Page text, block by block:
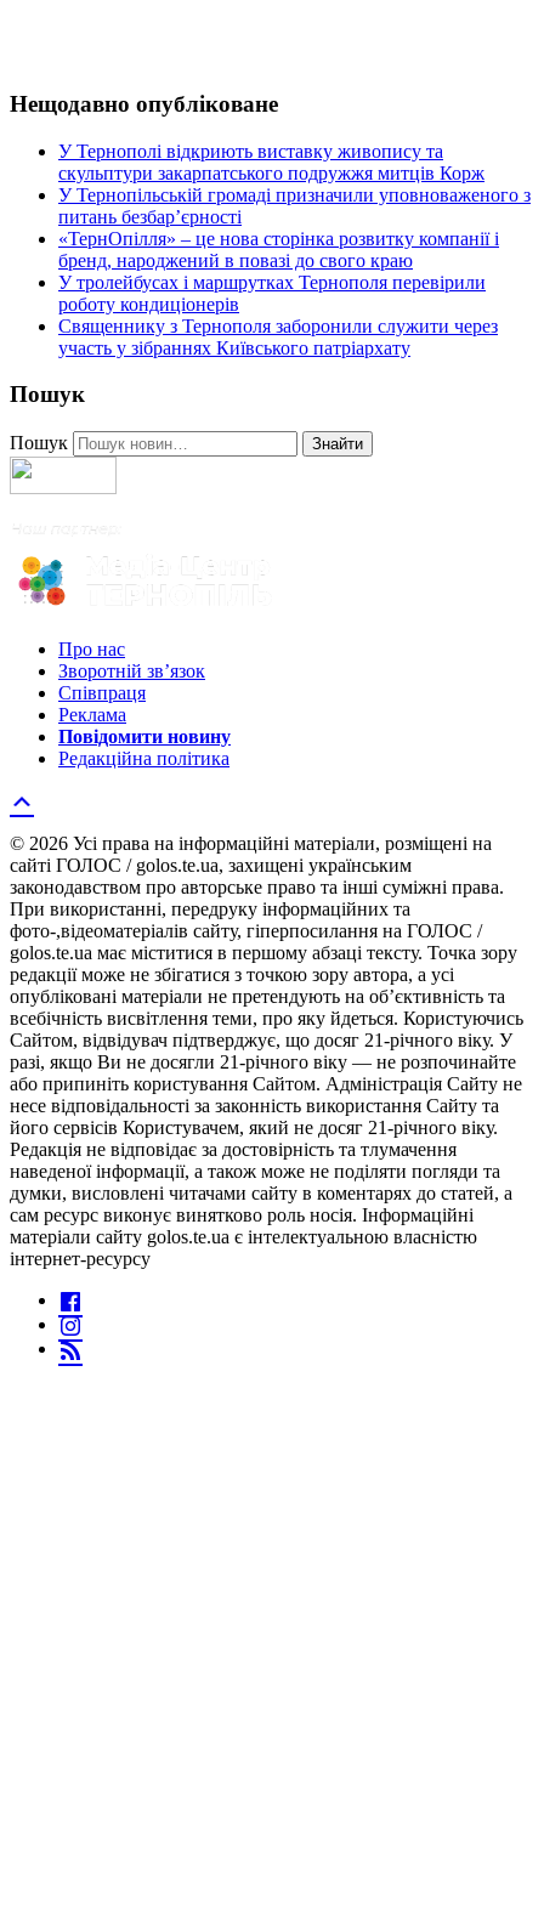
Нещодавно опубліковане
У Тернополі відкриють виставку живопису та
скульптури закарпатського подружжя митців Корж
У Тернопільській громаді призначили уповноваженого з
питань безбар’єрності
«ТернОпілля» – це нова сторінка розвитку компанії і
бренд, народжений в повазі до свого краю
У тролейбусах і маршрутках Тернополя перевірили
роботу кондиціонерів
Священнику з Тернополя заборонили служити через
участь у зібраннях Київського патріархату
Пошук
Пошук Знайти
Про нас
Зворотній зв’язок
Співпраця
Реклама
Повідомити новину
Редакційна політика
© 2026 Усі права на інформаційні матеріали, розміщені на
сайті ГОЛОС / golos.te.ua, захищені українським
законодавством про авторське право та інші суміжні права.
При використанні, передруку інформаційних та
фото-,відеоматеріалів сайту, гіперпосилання на ГОЛОС /
golos.te.ua має міститися в першому абзаці тексту. Точка зору
редакції може не збігатися з точкою зору автора, а усі
опубліковані матеріали не претендують на об’єктивність та
всебічність висвітлення теми, про яку йдеться. Користуючись
Сайтом, відвідувач підтверджує, що досяг 21-річного віку. У
разі, якщо Ви не досягли 21-річного віку — не розпочинайте
або припиніть користування Сайтом. Адміністрація Сайту не
несе відповідальності за законність використання Сайту та
його сервісів Користувачем, який не досяг 21-річного віку.
Редакція не відповідає за достовірність та тлумачення
наведеної інформації, а також може не поділяти погляди та
думки, висловлені читачами сайту в коментарях до статей, а
сам ресурс виконує винятково роль носія. Інформаційні
матеріали сайту golos.te.ua є інтелектуальною власністю
інтернет-ресурсу